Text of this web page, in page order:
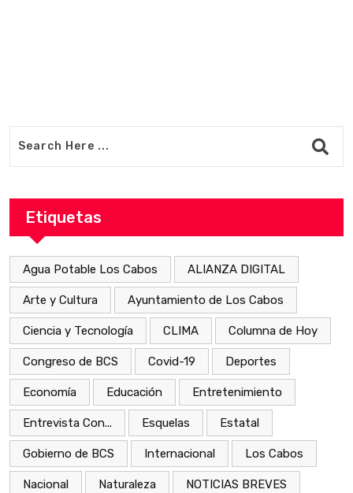
Etiquetas
Agua Potable Los Cabos ALIANZA DIGITAL
Arte y Cultura Ayuntamiento de Los Cabos
Ciencia y Tecnología CLIMA Columna de Hoy
Congreso de BCS Covid-19 Deportes
Economía Educación Entretenimiento
Entrevista Con... Esquelas Estatal
Gobierno de BCS Internacional Los Cabos
Nacional Naturaleza NOTICIAS BREVES